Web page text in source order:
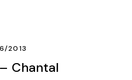
2013
Chantal